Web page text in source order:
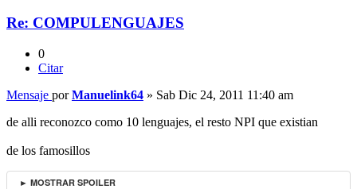
Re: COMPULENGUAJES
0
Citar
Mensaje porManuelink64 » Sab Dic 24, 2011 11:40 am
de alli reconozco como 10 lenguajes, el resto NPI que existian
de los famosillos
► MOSTRAR SPOILER